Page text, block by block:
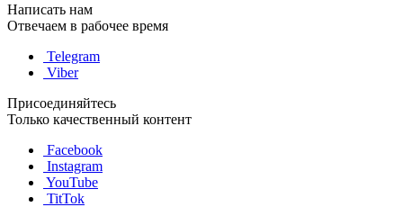
Написать нам
Отвечаем в рабочее время
Telegram
Viber
Присоединяйтесь
Только качественный контент
Facebook
Instagram
YouTube
TitTok